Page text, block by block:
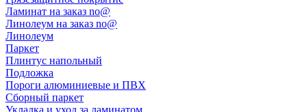
Ламинат на заказ no@
Линолеум на заказ no@
Линолеум
Паркет
Плинтус напольный
Подложка
Пороги алюминиевые и ПВХ
Сборный паркет
Укладка и уход за ламинатом